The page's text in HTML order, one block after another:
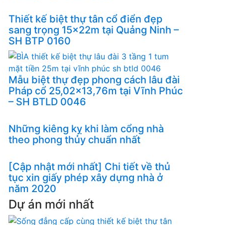
Thiết kế biệt thự tân cổ điển đẹp
sang trọng 15x22m tại Quảng Ninh –
SH BTP 0160
Mẫu biệt thự đẹp phong cách lâu đài
Pháp cổ 25,02x13,76m tại Vĩnh Phúc
– SH BTLD 0046
Những kiêng kỵ khi làm cổng nhà
theo phong thủy chuẩn nhất
[Cập nhật mới nhất] Chi tiết về thủ
tục xin giấy phép xây dựng nhà ở
năm 2020
Dự án mới nhất